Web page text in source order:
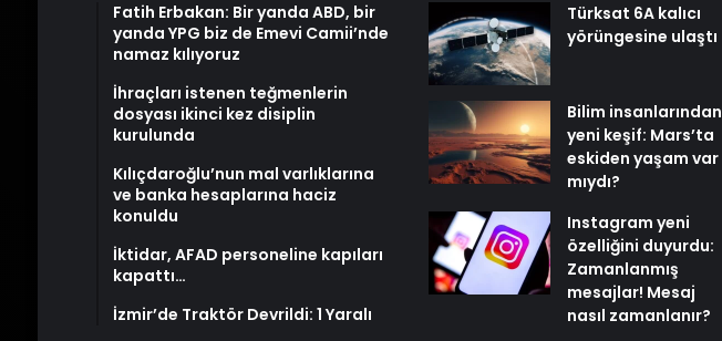
Fatih Erbakan: Bir yanda ABD, bir
yanda YPG biz de Emevi Camii’nde
namaz kılıyoruz
İhraçları istenen teğmenlerin
dosyası ikinci kez disiplin
kurulunda
Kılıçdaroğlu’nun mal varlıklarına
ve banka hesaplarına haciz
konuldu
İktidar, AFAD personeline kapıları
kapattı…
İzmir’de Traktör Devrildi: 1 Yaralı
Türksat 6A kalıcı
yörüngesine ulaştı
Bilim insanlarından
yeni keşif: Mars’ta
eskiden yaşam var
mıydı?
Instagram yeni
özelliğini duyurdu:
Zamanlanmış
mesajlar! Mesaj
nasıl zamanlanır?